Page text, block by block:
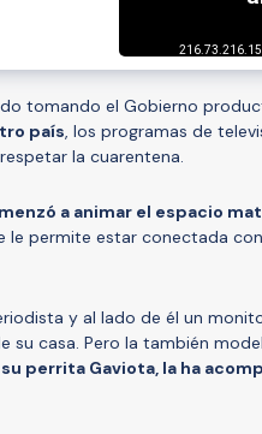
tomando el Gobierno
país, los programas de
la cuarentena.
a animar el espacio
le permite estar conectada
y al lado de él un
su casa. Pero la también
su perrita Gaviota, la ha